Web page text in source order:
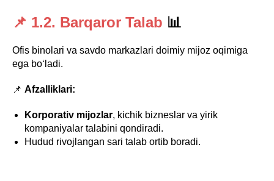
📌 1.2. Barqaror Talab 📊
Ofis binolari va savdo markazlari doimiy mijoz oqimiga
ega bo‘ladi.
📌 Afzalliklari:
Korporativ mijozlar, kichik bizneslar va yirik
kompaniyalar talabini qondiradi.
Hudud rivojlangan sari talab ortib boradi.